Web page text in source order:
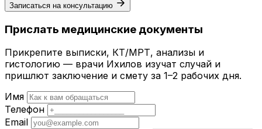
Записаться на консультацию
Прислать медицинские документы
Прикрепите выписки, КТ/МРТ, анализы и
гистологию — врачи Ихилов изучат случай и
пришлют заключение и смету за 1–2 рабочих дня.
Имя
Телефон
Email